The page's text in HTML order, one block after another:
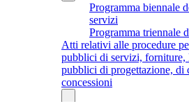
Programma biennale
servizi
Programma triennale
Atti relativi alle procedure
pubblici di servizi, forniture,
pubblici di progettazione, di
concessioni